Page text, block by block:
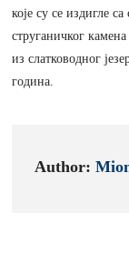
које су се издигле
струганичког
из слатководног
година.
Author: